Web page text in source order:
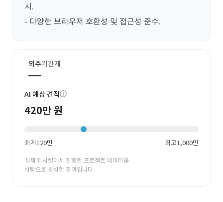
시.
- 다양한 브라우저 호환성 및 접근성 준수.
외주기간제
AI 예상 견적
420만 원
최저120만 최고1,000만
실제 위시켓에서 진행한 프로젝트 데이터를
바탕으로 분석한 결과입니다.